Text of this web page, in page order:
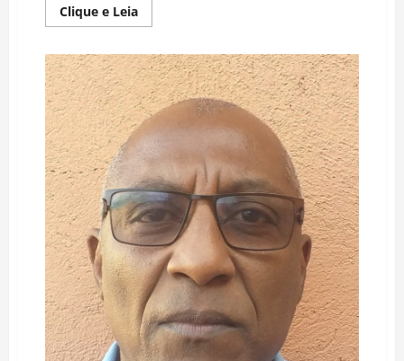
Clique e LeiaRead
more
carioca
estreia
no
Clube
de
Autores
com
dois
livros